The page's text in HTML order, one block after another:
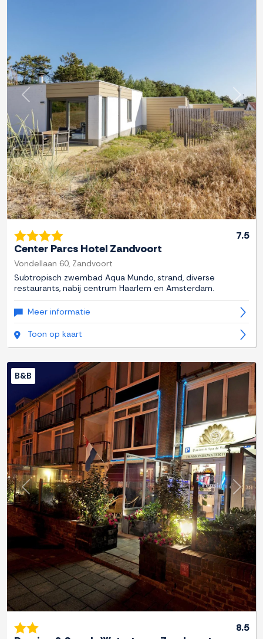
Previous Next
7.5
Center Parcs Hotel Zandvoort
Vondellaan 60, Zandvoort
Subtropisch zwembad Aqua Mundo, strand, diverse
restaurants, nabij centrum Haarlem en Amsterdam.
Meer informatie
Toon op kaart
Previous Next
B&B
8.5